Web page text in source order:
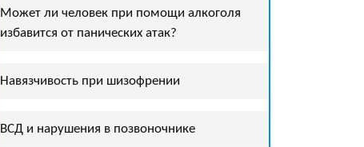
Может ли человек при помощи алкоголя
избавится от панических атак?
Навязчивость при шизофрении
ВСД и нарушения в позвоночнике